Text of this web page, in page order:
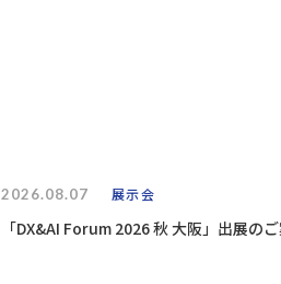
2026.08.07 展示会
「DX&AI Forum 2026 秋 大阪」出展の